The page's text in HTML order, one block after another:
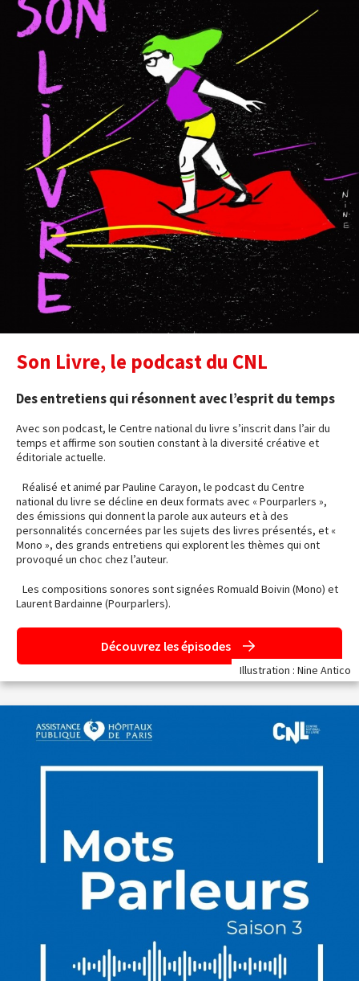
Son Livre, le podcast du CNL
Des entretiens qui résonnent avec l’esprit du temps
Avec son podcast, le Centre national du livre s’inscrit dans l’air du
temps et affirme son soutien constant à la diversité créative et
éditoriale actuelle.
Réalisé et animé par Pauline Carayon, le podcast du Centre
national du livre se décline en deux formats avec « Pourparlers »,
des émissions qui donnent la parole aux auteurs et à des
personnalités concernées par les sujets des livres présentés, et «
Mono », des grands entretiens qui explorent les thèmes qui ont
provoqué un choc chez l’auteur.
Les compositions sonores sont signées Romuald Boivin (Mono) et
Laurent Bardainne (Pourparlers).
Découvrez les épisodes
Illustration : Nine Antico